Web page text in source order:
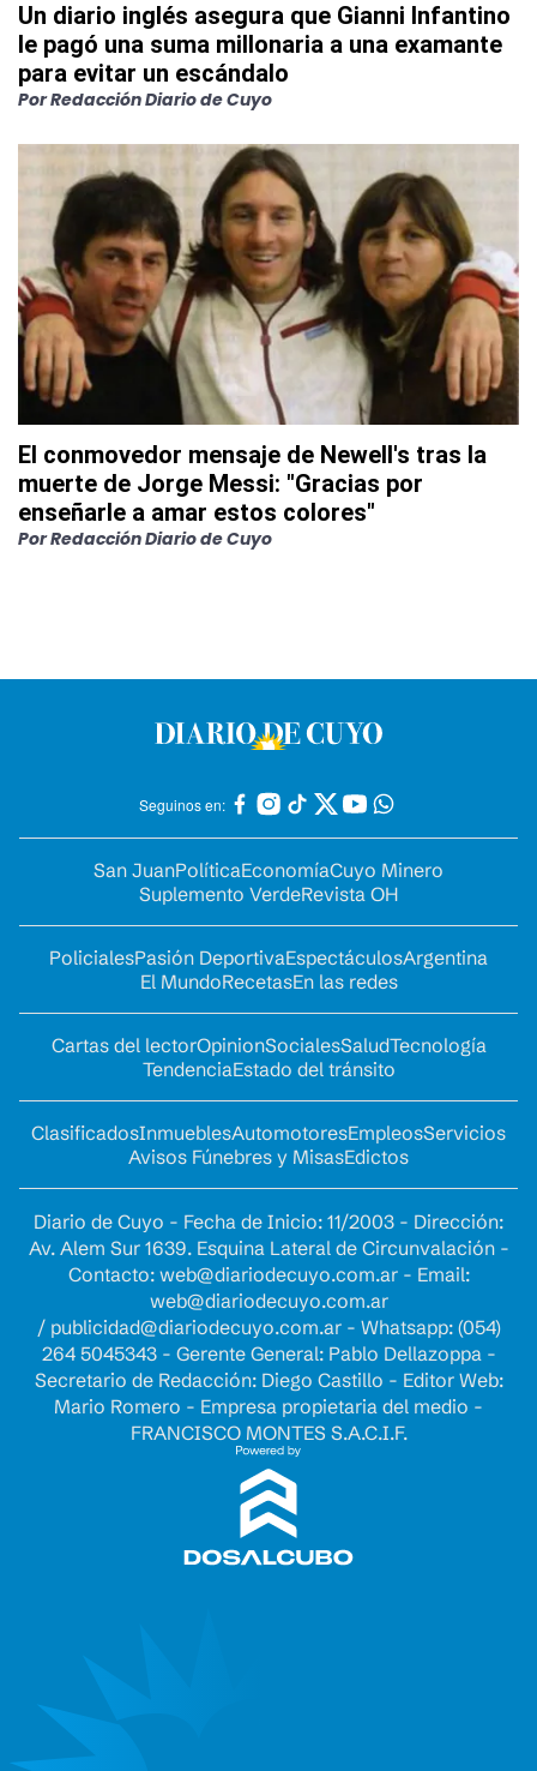
Un diario inglés asegura que Gianni Infantino
le pagó una suma millonaria a una examante
para evitar un escándalo
PorRedacción Diario de Cuyo
El conmovedor mensaje de Newell's tras la
muerte de Jorge Messi: "Gracias por
enseñarle a amar estos colores"
PorRedacción Diario de Cuyo
Seguinos en:
San JuanPolíticaEconomíaCuyo Minero
Suplemento VerdeRevista OH
PolicialesPasión DeportivaEspectáculosArgentina
El MundoRecetasEn las redes
Cartas del lectorOpinionSocialesSaludTecnología
TendenciaEstado del tránsito
ClasificadosInmueblesAutomotoresEmpleosServicios
Avisos Fúnebres y MisasEdictos
Diario de Cuyo - Fecha de Inicio: 11/2003 - Dirección:
Av. Alem Sur 1639. Esquina Lateral de Circunvalación -
Contacto: web@diariodecuyo.com.ar- Email:
web@diariodecuyo.com.ar
/ publicidad@diariodecuyo.com.ar- Whatsapp: (054)
264 5045343 - Gerente General: Pablo Dellazoppa -
Secretario de Redacción: Diego Castillo - Editor Web:
Mario Romero - Empresa propietaria del medio -
FRANCISCO MONTES S.A.C.I.F.